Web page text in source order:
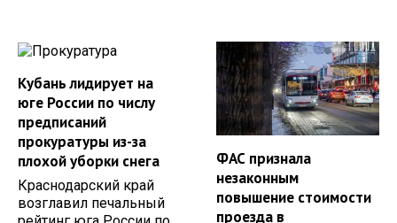
Кубань лидирует на
юге России по числу
предписаний
прокуратуры из-за
плохой уборки снега
Краснодарский край
возглавил печальный
ФАС признала
незаконным
повышение стоимости
проезда в